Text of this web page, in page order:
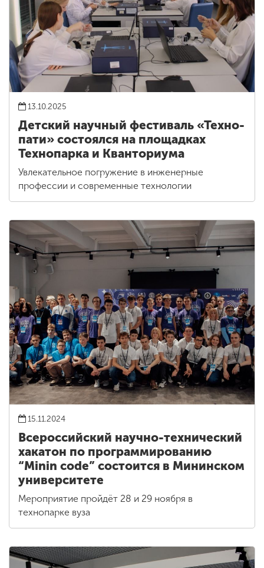
13.10.2025
Детский научный фестиваль «Техно-
пати» состоялся на площадках
Технопарка и Кванториума
Увлекательное погружение в инженерные
профессии и современные технологии
15.11.2024
Всероссийский научно-технический
хакатон по программированию
“Minin code” состоится в Мининском
университете
Мероприятие пройдёт 28 и 29 ноября в
технопарке вуза